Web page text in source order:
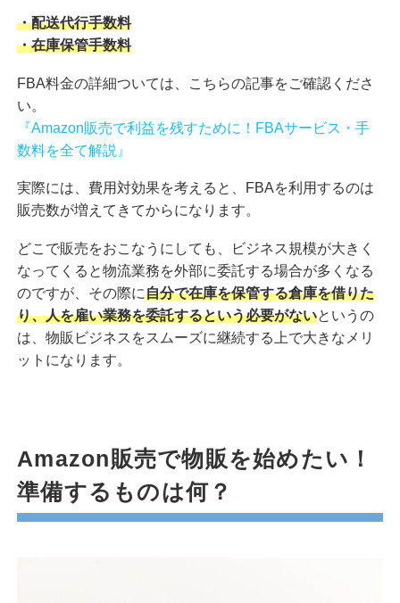
・配送代行手数料
・在庫保管手数料
FBA料金の詳細ついては、こちらの記事をご確認くださ
い。
『Amazon販売で利益を残すために！FBAサービス・手
数料を全て解説』
実際には、費用対効果を考えると、FBAを利用するのは
販売数が増えてきてからになります。
どこで販売をおこなうにしても、ビジネス規模が大きく
なってくると物流業務を外部に委託する場合が多くなる
のですが、その際に自分で在庫を保管する倉庫を借りた
り、人を雇い業務を委託するという必要がないというの
は、物販ビジネスをスムーズに継続する上で大きなメリ
ットになります。
Amazon販売で物販を始めたい！
準備するものは何？